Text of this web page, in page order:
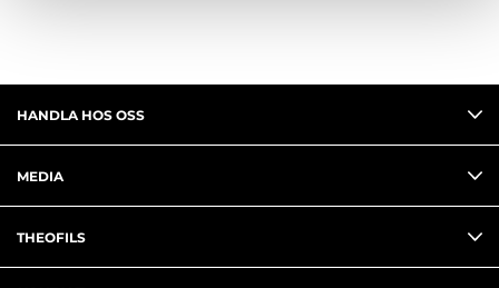
HANDLA HOS OSS
MEDIA
THEOFILS